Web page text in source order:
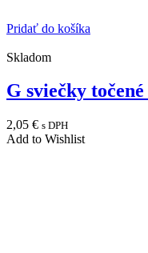
Pridať do košíka
Skladom
G sviečky
2,05 € s DPH
Add to Wishlist